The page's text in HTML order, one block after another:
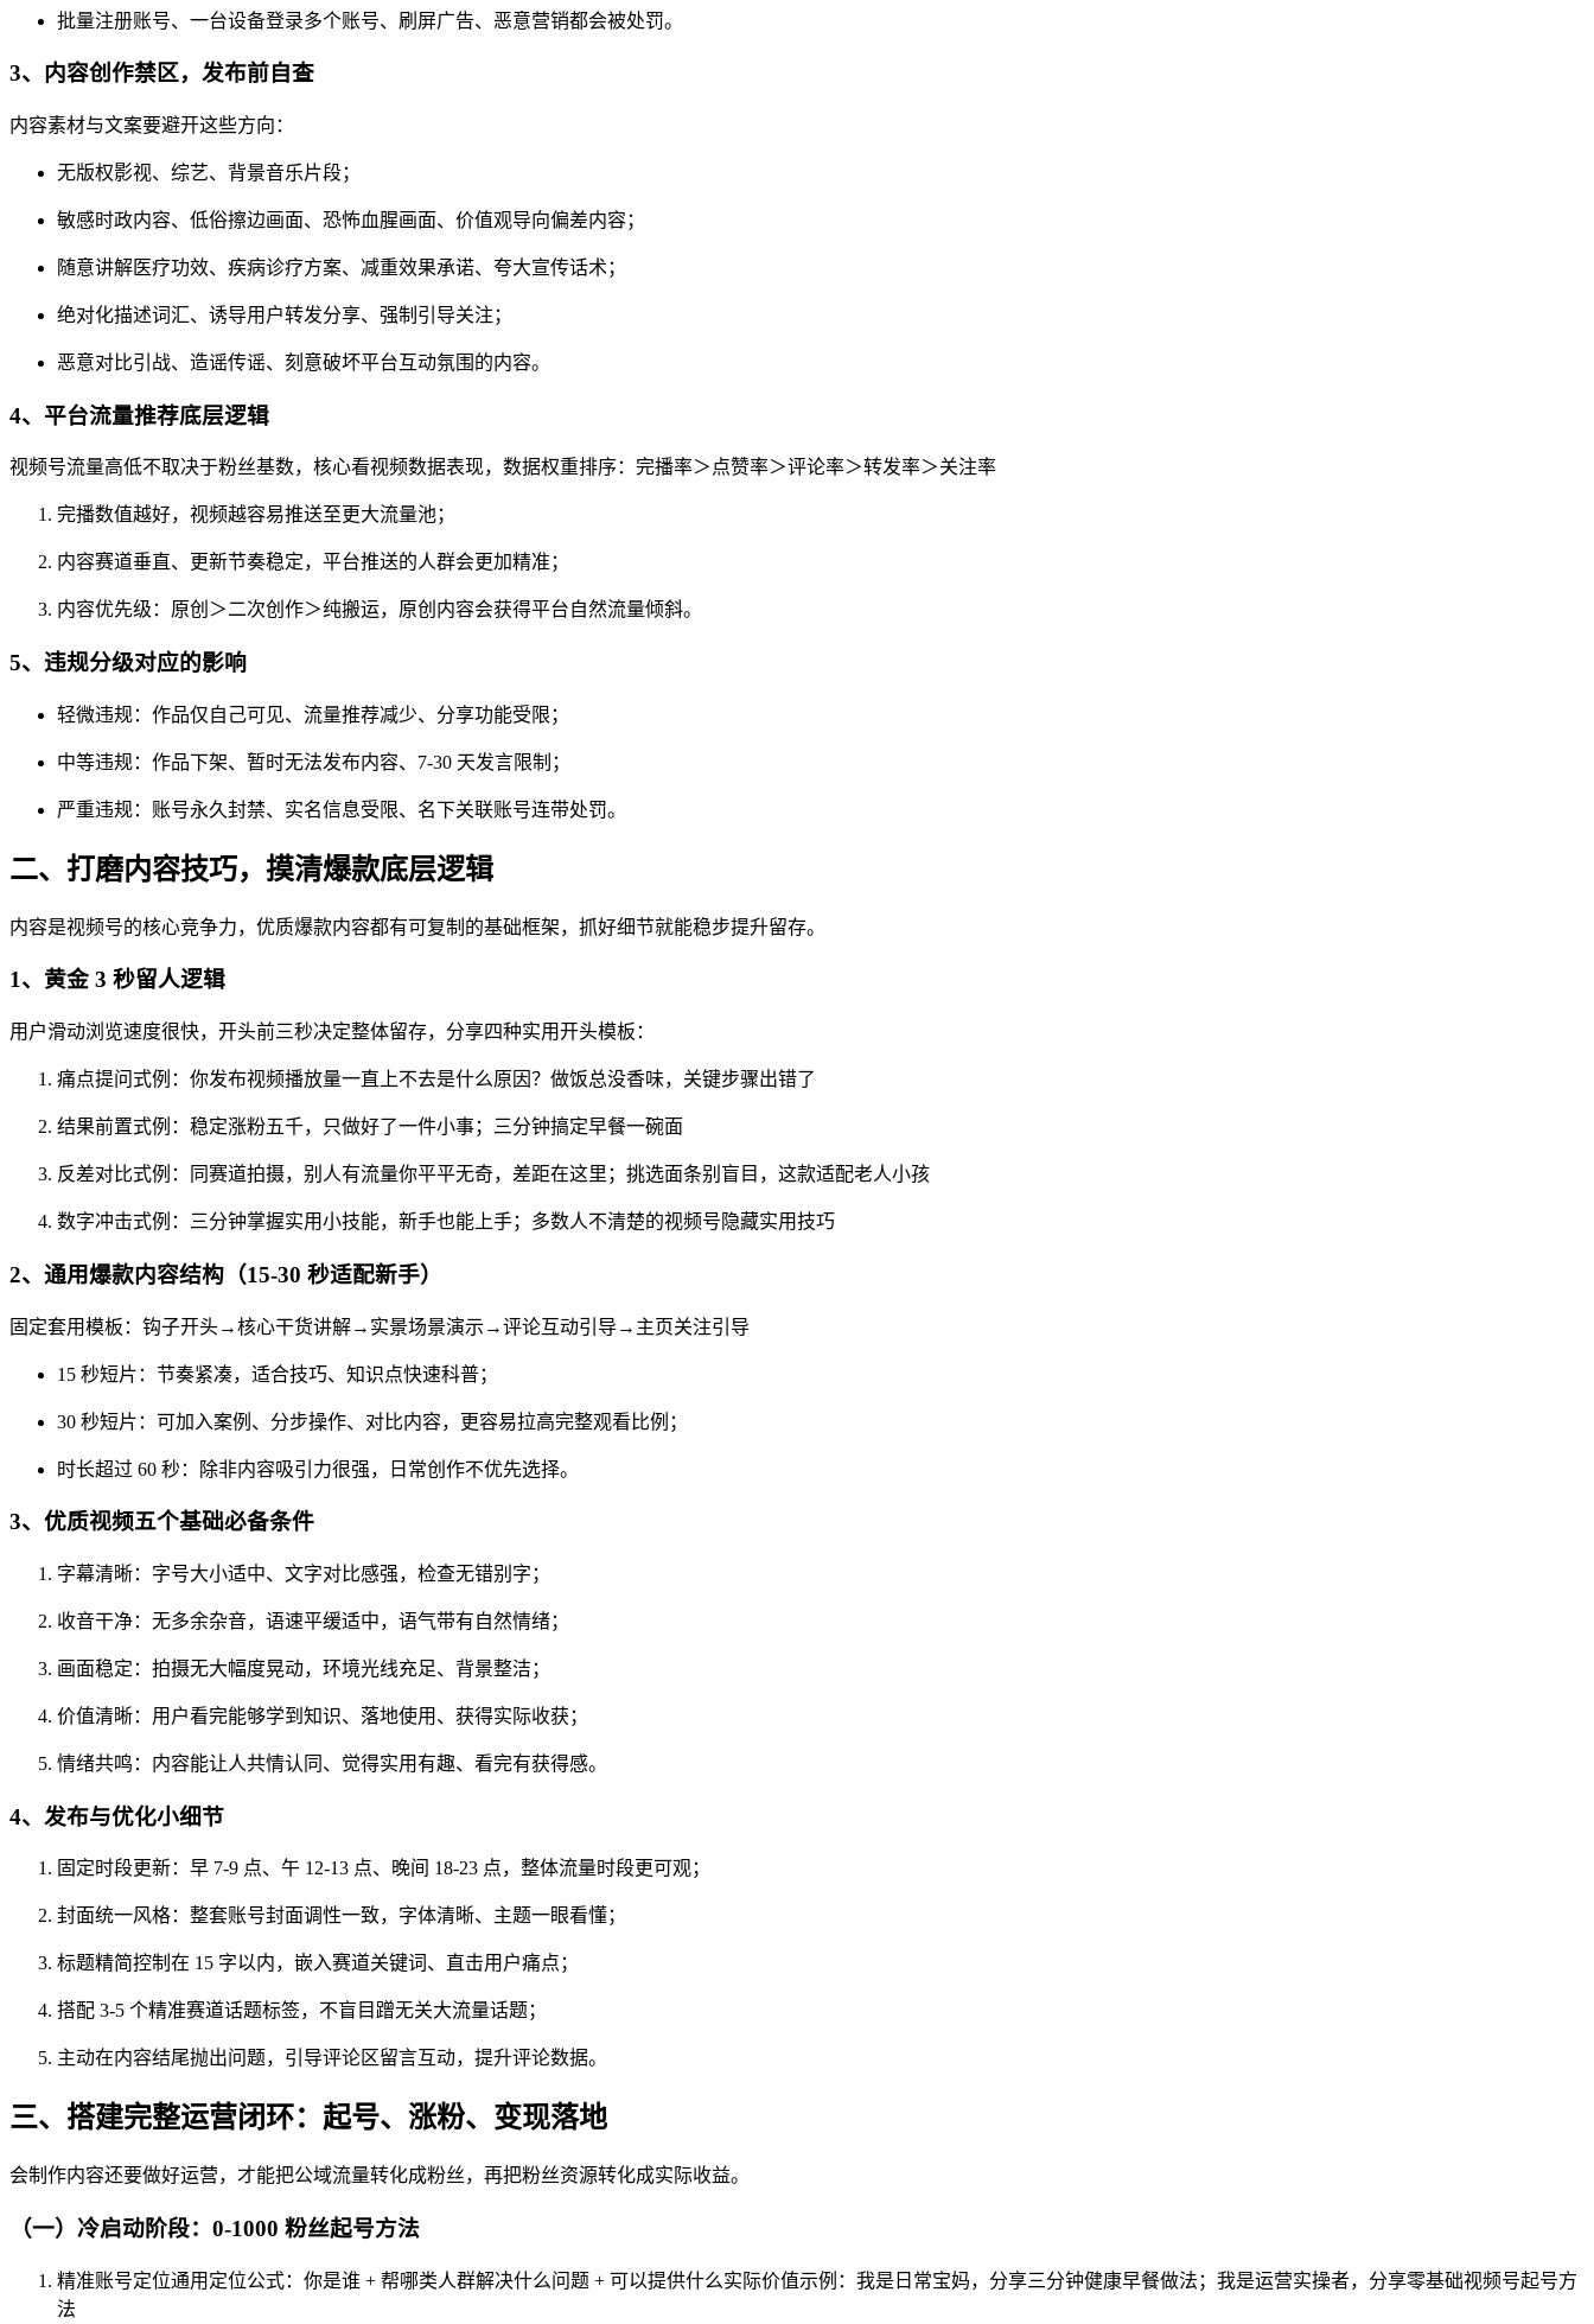
批量注册账号、一台设备登录多个账号、刷屏广告、恶意营销都会被处罚。
3、内容创作禁区，发布前自查
内容素材与文案要避开这些方向：
无版权影视、综艺、背景音乐片段；
敏感时政内容、低俗擦边画面、恐怖血腥画面、价值观导向偏差内容；
随意讲解医疗功效、疾病诊疗方案、减重效果承诺、夸大宣传话术；
绝对化描述词汇、诱导用户转发分享、强制引导关注；
恶意对比引战、造谣传谣、刻意破坏平台互动氛围的内容。
4、平台流量推荐底层逻辑
视频号流量高低不取决于粉丝基数，核心看视频数据表现，数据权重排序：完播率＞点赞率＞评论率＞转发率＞关注率
完播数值越好，视频越容易推送至更大流量池；
内容赛道垂直、更新节奏稳定，平台推送的人群会更加精准；
内容优先级：原创＞二次创作＞纯搬运，原创内容会获得平台自然流量倾斜。
5、违规分级对应的影响
轻微违规：作品仅自己可见、流量推荐减少、分享功能受限；
中等违规：作品下架、暂时无法发布内容、7-30 天发言限制；
严重违规：账号永久封禁、实名信息受限、名下关联账号连带处罚。
二、打磨内容技巧，摸清爆款底层逻辑
内容是视频号的核心竞争力，优质爆款内容都有可复制的基础框架，抓好细节就能稳步提升留存。
1、黄金 3 秒留人逻辑
用户滑动浏览速度很快，开头前三秒决定整体留存，分享四种实用开头模板：
痛点提问式例：你发布视频播放量一直上不去是什么原因？做饭总没香味，关键步骤出错了
结果前置式例：稳定涨粉五千，只做好了一件小事；三分钟搞定早餐一碗面
反差对比式例：同赛道拍摄，别人有流量你平平无奇，差距在这里；挑选面条别盲目，这款适配老人小孩
数字冲击式例：三分钟掌握实用小技能，新手也能上手；多数人不清楚的视频号隐藏实用技巧
2、通用爆款内容结构（15-30 秒适配新手）
固定套用模板：钩子开头→核心干货讲解→实景场景演示→评论互动引导→主页关注引导
15 秒短片：节奏紧凑，适合技巧、知识点快速科普；
30 秒短片：可加入案例、分步操作、对比内容，更容易拉高完整观看比例；
时长超过 60 秒：除非内容吸引力很强，日常创作不优先选择。
3、优质视频五个基础必备条件
字幕清晰：字号大小适中、文字对比感强，检查无错别字；
收音干净：无多余杂音，语速平缓适中，语气带有自然情绪；
画面稳定：拍摄无大幅度晃动，环境光线充足、背景整洁；
价值清晰：用户看完能够学到知识、落地使用、获得实际收获；
情绪共鸣：内容能让人共情认同、觉得实用有趣、看完有获得感。
4、发布与优化小细节
固定时段更新：早 7-9 点、午 12-13 点、晚间 18-23 点，整体流量时段更可观；
封面统一风格：整套账号封面调性一致，字体清晰、主题一眼看懂；
标题精简控制在 15 字以内，嵌入赛道关键词、直击用户痛点；
搭配 3-5 个精准赛道话题标签，不盲目蹭无关大流量话题；
主动在内容结尾抛出问题，引导评论区留言互动，提升评论数据。
三、搭建完整运营闭环：起号、涨粉、变现落地
会制作内容还要做好运营，才能把公域流量转化成粉丝，再把粉丝资源转化成实际收益。
（一）冷启动阶段：0-1000 粉丝起号方法
精准账号定位通用定位公式：你是谁 + 帮哪类人群解决什么问题 + 可以提供什么实际价值示例：我是日常宝妈，分享三分钟健康早餐做法；我是运营实操者，分享零基础视频号起号方
法